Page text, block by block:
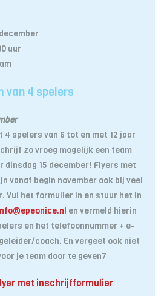
uur
van 4 spelers
4 spelers van 6 tot en met 12 jaar
zo vroeg mogelijk een team
dinsdag 15 december! Flyers met
vanaf begin november ook bij veel
Vul het formulier in en stuur het in
en vermeld hierin
en het telefoonnummer + e-
coach. En vergeet ook niet
je team door te geven7
met inschrijfformulier